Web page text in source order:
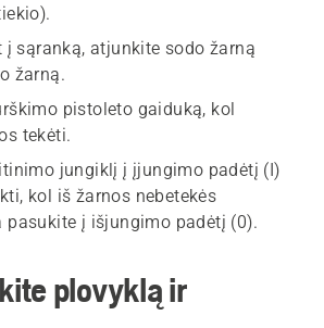
į sąranką, atjunkite sodo žarną
žarną.
pistoleto gaiduką, kol
tekėti.
jungiklį į įjungimo padėtį (I)
kol iš žarnos nebetekės
pasukite į išjungimo padėtį (0).
plovyklą ir